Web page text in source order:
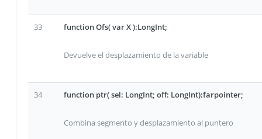
33 function Ofs( var X ):LongInt;
Devuelve el desplazamiento de la variable
34 function ptr( sel: LongInt; off: LongInt):farpointer;
Combina segmento y desplazamiento al puntero